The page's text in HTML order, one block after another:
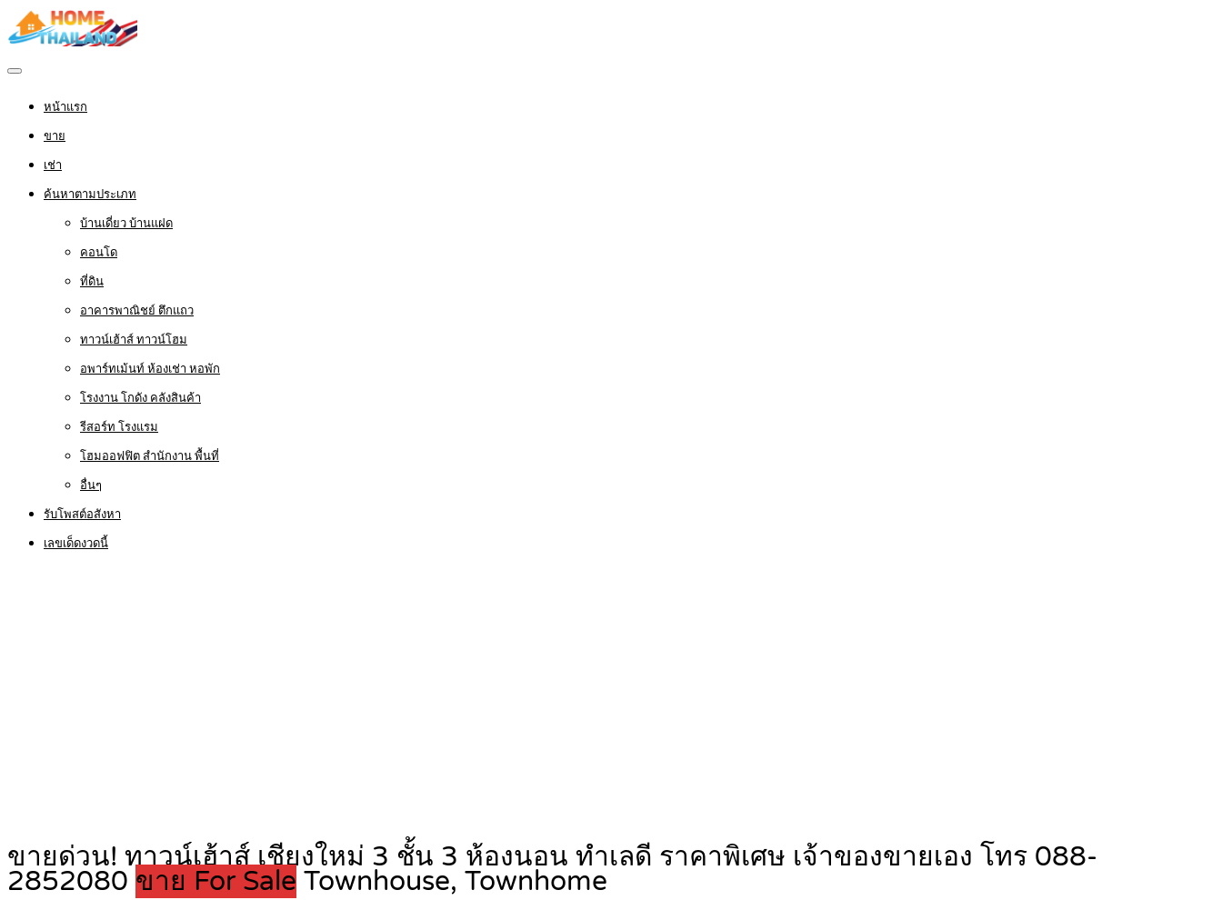
หน้าแรก
ขาย
เช่า
ค้นหาตามประเภท
บ้านเดี่ยว บ้านแฝด
คอนโด
ที่ดิน
อาคารพาณิชย์ ตึกแถว
ทาวน์เฮ้าส์ ทาวน์โฮม
อพาร์ทเม้นท์ ห้องเช่า หอพัก
โรงงาน โกดัง คลังสินค้า
รีสอร์ท โรงแรม
โฮมออฟฟิต สำนักงาน พื้นที่
อื่นๆ
รับโพสต์อสังหา
เลขเด็ดงวดนี้
ขายด่วน! ทาวน์เฮ้าส์ เชียงใหม่ 3 ชั้น 3 ห้องนอน ทำเลดี ราคาพิเศษ เจ้าของขายเอง โทร 088-
2852080 ขาย For Sale Townhouse, Townhome